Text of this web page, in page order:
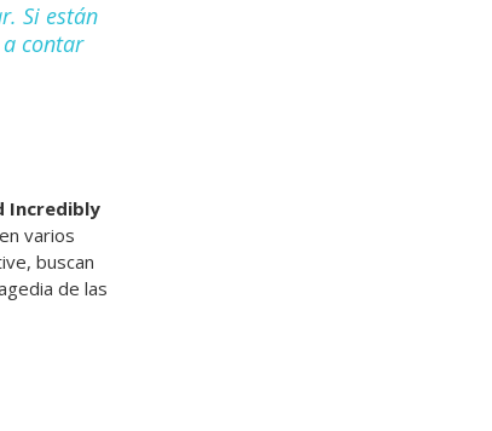
Si están
contar
Incredibly
varios
buscan
de las